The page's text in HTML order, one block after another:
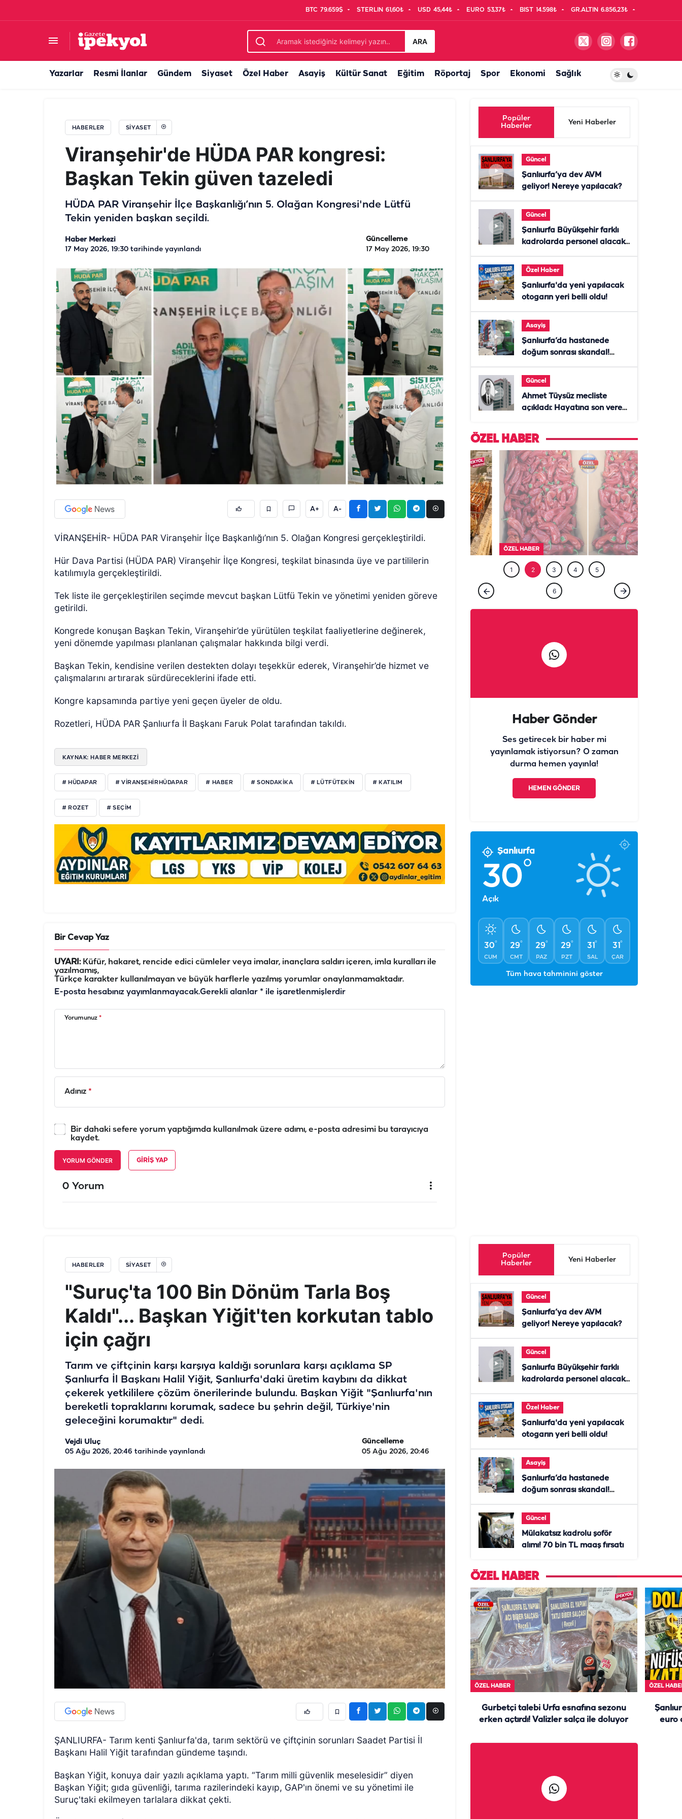
BTC 79.659$ STERLIN 61,60₺ USD 45,44₺ EURO 53,37₺ BIST 14.598₺ GR.ALTIN 6.856,23₺
ARA
Yazarlar Resmi İlanlar Gündem Siyaset Özel Haber Asayiş Kültür Sanat Eğitim Röportaj Spor Ekonomi Sağlık
HABERLER SIYASET
Viranşehir'de HÜDA PAR kongresi:
Başkan Tekin güven tazeledi
HÜDA PAR Viranşehir İlçe Başkanlığı’nın 5. Olağan Kongresi'nde Lütfü
Tekin yeniden başkan seçildi.
Haber Merkezi
17 May 2026, 19:30 tarihinde yayınlandı
Güncelleme
17 May 2026, 19:30
A+ A-
VİRANŞEHİR- HÜDA PAR Viranşehir İlçe Başkanlığı’nın 5. Olağan Kongresi gerçekleştirildi.
Hür Dava Partisi (HÜDA PAR) Viranşehir İlçe Kongresi, teşkilat binasında üye ve partililerin
katılımıyla gerçekleştirildi.
Tek liste ile gerçekleştirilen seçimde mevcut başkan Lütfü Tekin ve yönetimi yeniden göreve
getirildi.
Kongrede konuşan Başkan Tekin, Viranşehir’de yürütülen teşkilat faaliyetlerine değinerek,
yeni dönemde yapılması planlanan çalışmalar hakkında bilgi verdi.
Başkan Tekin, kendisine verilen destekten dolayı teşekkür ederek, Viranşehir’de hizmet ve
çalışmalarını artırarak sürdüreceklerini ifade etti.
Kongre kapsamında partiye yeni geçen üyeler de oldu.
Rozetleri, HÜDA PAR Şanlıurfa İl Başkanı Faruk Polat tarafından takıldı.
KAYNAK: HABER MERKEZI
# HÜDAPAR # VIRANŞEHIRHÜDAPAR # HABER # SONDAKIKA # LÜTFÜTEKIN # KATILIM
# ROZET # SEÇIM
Bir Cevap Yaz
UYARI:Küfür, hakaret, rencide edici cümleler veya imalar, inançlara saldırı içeren, imla kuralları ile
yazılmamış,
Türkçe karakter kullanılmayan ve büyük harflerle yazılmış yorumlar onaylanmamaktadır.
E-posta hesabınız yayımlanmayacak.Gerekli alanlar * ile işaretlenmişlerdir
Yorumunuz *
Adınız *
Bir dahaki sefere yorum yaptığımda kullanılmak üzere adımı, e-posta adresimi bu tarayıcıya
kaydet.
YORUM GÖNDER GIRIŞ YAP
0 Yorum
Popüler
Haberler
Yeni Haberler
Güncel
Şanlıurfa’ya dev AVM
geliyor! Nereye yapılacak?
Güncel
Şanlıurfa Büyükşehir farklı
kadrolarda personel alacak!
Özel Haber
Şanlıurfa'da yeni yapılacak
otogarın yeri belli oldu!
Asayiş
Şanlıurfa’da hastanede
doğum sonrası skandal!
Güncel
Ahmet Tüysüz mecliste
açıkladı: Hayatına son veren
ÖZEL HABER
ÖZEL HABER
Urfalılara kötü haber: Acısı yetmedi, fiyatı
da yakıyor!
1 2 3 4
6
Ses getirecek bir haber mi
durma hemen yayınla!
HEMEN GÖNDER
30°
Açık
30 °
CUM CMT PAZ PZT SAL ÇAR
Tüm hava tahminini göster
HABERLER SIYASET
"Suruç'ta 100 Bin Dönüm Tarla Boş
Kaldı"... Başkan Yiğit'ten korkutan tablo
için çağrı
Tarım ve çiftçinin karşı karşıya kaldığı sorunlara karşı açıklama SP
Şanlıurfa İl Başkanı Halil Yiğit, Şanlıurfa'daki üretim kaybını da dikkat
çekerek yetkililere çözüm önerilerinde bulundu. Başkan Yiğit "Şanlıurfa'nın
bereketli topraklarını korumak, sadece bu şehrin değil, Türkiye'nin
geleceğini korumaktır" dedi.
Vejdi Uluç
05 Ağu 2026, 20:46 tarihinde yayınlandı
Güncelleme
05 Ağu 2026, 20:46
ŞANLIURFA- Tarım kenti Şanlıurfa'da, tarım sektörü ve çiftçinin sorunları Saadet Partisi İl
Başkanı Halil Yiğit tarafından gündeme taşındı.
Başkan Yiğit, konuya dair yazılı açıklama yaptı. “Tarım milli güvenlik meselesidir” diyen
Başkan Yiğit; gıda güvenliği, tarıma razilerindeki kayıp, GAP'ın önemi ve su yönetimi ile
Suruç'taki ekilmeyen tarlalara dikkat çekti.
"Suruç'ta 100 Bin Dönüm Tarla Boş Kaldı"... Başkan Yiğit'ten korkutan tablo için çağrı
Popüler
Haberler
Yeni Haberler
Güncel
Şanlıurfa’ya dev AVM
geliyor! Nereye yapılacak?
Güncel
Şanlıurfa Büyükşehir farklı
kadrolarda personel alacak!
Başvurular başladı
Özel Haber
Şanlıurfa'da yeni yapılacak
otogarın yeri belli oldu!
Asayiş
Şanlıurfa’da hastanede
doğum sonrası skandal!
Anne öldü, doktor tutuklandı
Güncel
Mülakatsız kadrolu şoför
alımı! 70 bin TL maaş fırsatı
ÖZEL HABER
ÖZEL HABER
Gurbetçi talebi Urfa esnafına sezonu
erken açtırdı! Valizler salça ile doluyor
ÖZEL
euro